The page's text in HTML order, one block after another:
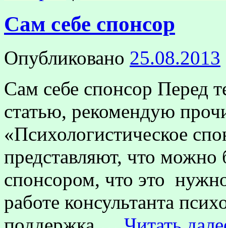
Сам себе спонсор
Опубликовано 25.08.2013
Сам себе спонсор Перед
статью, рекомендую
«Психологистическое
представляют, что можно
спонсором, что это
работе консультанта